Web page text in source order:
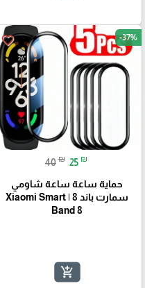
favorite_border -37%
40 ₪ 25 ₪
حماية ساعة ساعة شاومي
سمارت باند 8 | Xiaomi Smart
Band 8
add_shopping_cart